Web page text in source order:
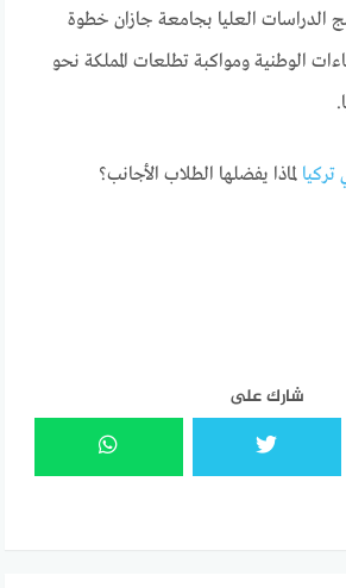
الدراسات العليا بجامعة جازان خطوة
الوطنية ومواكبة تطلعات المملكة نحو
تركيا لماذا يفضلها الطلاب الأجانب؟
شارك على